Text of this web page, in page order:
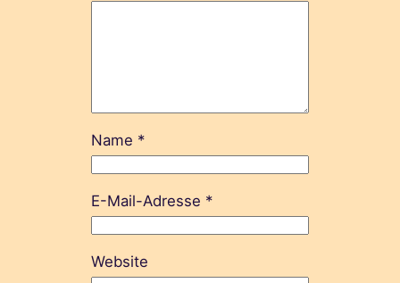
Name *
E-Mail-Adresse *
Website